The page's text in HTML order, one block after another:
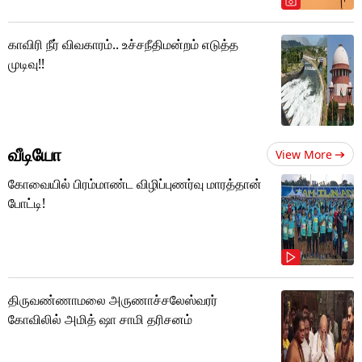
காவிரி நீர் விவகாரம்.. உச்சநீதிமன்றம் எடுத்த
முடிவு!!
வீடியோ View More
கோவையில் பிரம்மாண்ட விழிப்புணர்வு மாரத்தான்
போட்டி!
திருவண்ணாமலை அருணாச்சலேஸ்வரர்
கோவிலில் அமித் ஷா சாமி தரிசனம்